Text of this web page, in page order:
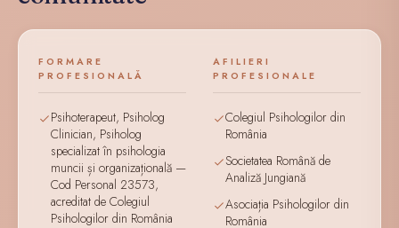
FORMARE
PROFESIONALĂ
Psihoterapeut, Psiholog
Clinician, Psiholog
specializat în psihologia
muncii și organizațională —
Cod Personal 23573,
acreditat de Colegiul
Psihologilor din România
AFILIERI
PROFESIONALE
Colegiul Psihologilor din
România
Societatea Română de
Analiză Jungiană
Asociația Psihologilor din
România